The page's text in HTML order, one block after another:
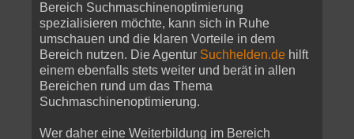
Bereich Suchmaschinenoptimierung
spezialisieren möchte, kann sich in Ruhe
umschauen und die klaren Vorteile in dem
Bereich nutzen. Die Agentur Suchhelden.de hilft
einem ebenfalls stets weiter und berät in allen
Bereichen rund um das Thema
Suchmaschinenoptimierung.
Wer daher eine Weiterbildung im Bereich